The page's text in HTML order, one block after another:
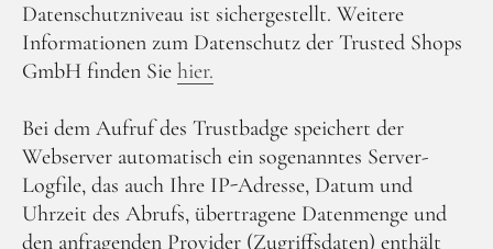
Datenschutzniveau ist sichergestellt. Weitere
Informationen zum Datenschutz der Trusted Shops
GmbH finden Sie hier.
Bei dem Aufruf des Trustbadge speichert der
Webserver automatisch ein sogenanntes Server-
Logfile, das auch Ihre IP-Adresse, Datum und
Uhrzeit des Abrufs, übertragene Datenmenge und
den anfragenden Provider (Zugriffsdaten) enthält